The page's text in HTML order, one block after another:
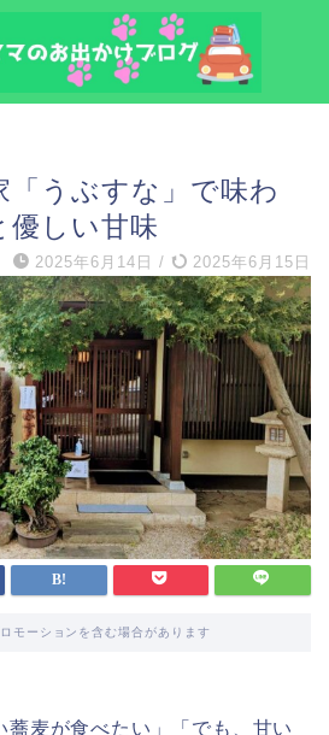
「うぶすな」で味わ
優しい甘味
2025年6月14日 / 2025年6月15日
モーションを含む場合があります
蕎麦が食べたい」「でも、甘い